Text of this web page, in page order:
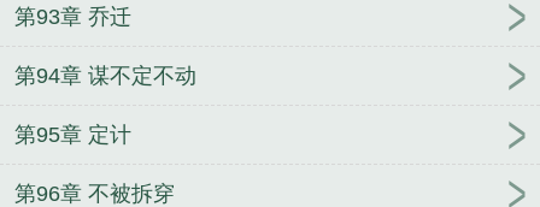
第93章 乔迁
第94章 谋不定不动
第95章 定计
第96章 不被拆穿